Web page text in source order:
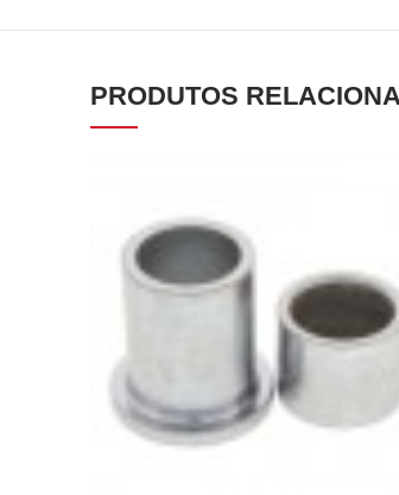
PRODUTOS